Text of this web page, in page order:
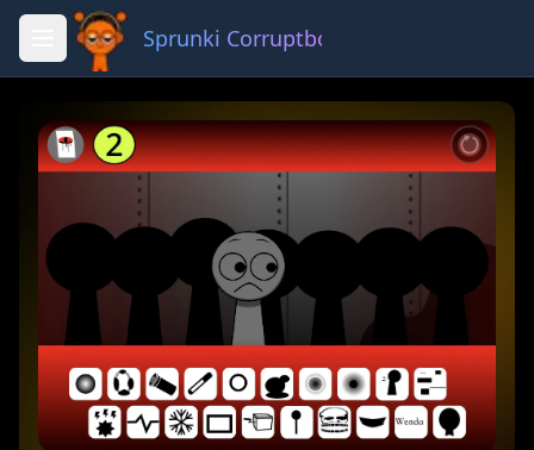
Sprunki Corruptbox 3 x
Fullscreen Share